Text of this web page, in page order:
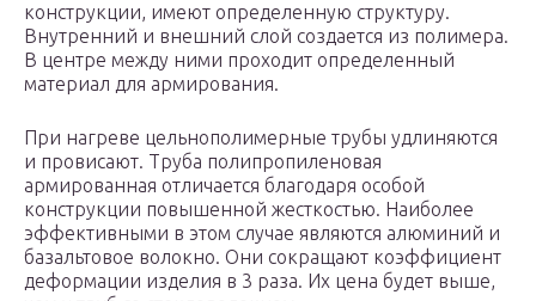
конструкции, имеют определенную структуру.
Внутренний и внешний слой создается из полимера.
В центре между ними проходит определенный
материал для армирования.
При нагреве цельнополимерные трубы удлиняются
и провисают. Труба полипропиленовая
армированная отличается благодаря особой
конструкции повышенной жесткостью. Наиболее
эффективными в этом случае являются алюминий и
базальтовое волокно. Они сокращают коэффициент
деформации изделия в 3 раза. Их цена будет выше,